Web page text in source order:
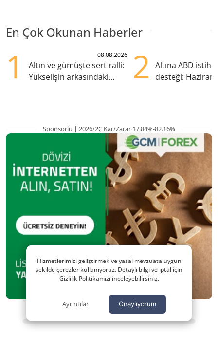
En Çok Okunan Haberler
1 08.08.2026
Altın ve gümüşte sert ralli:
Yükselişin arkasındaki
2
Altına ABD
desteği:
Sponsorlu | 2026/2Ç Kar/Zarar 17.84%-82.16%
Hizmetlerimizi geliştirmek ve yasal mevzuata uygun
şekilde çerezler kullanıyoruz. Detaylı bilgi ve iptal için
Gizlilik Politikamızı inceleyebilirsiniz.
Ayrıntılar Onaylıyorum